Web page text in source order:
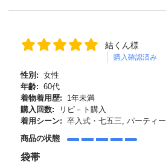
結くん様
購入確認済み
性別: 女性
年齢: 60代
着物着用歴:
1年未満
購入回数:
リピ－ト購入
着用シーン: 卒入式・七五三, パーティ
商品の状態
袋帯